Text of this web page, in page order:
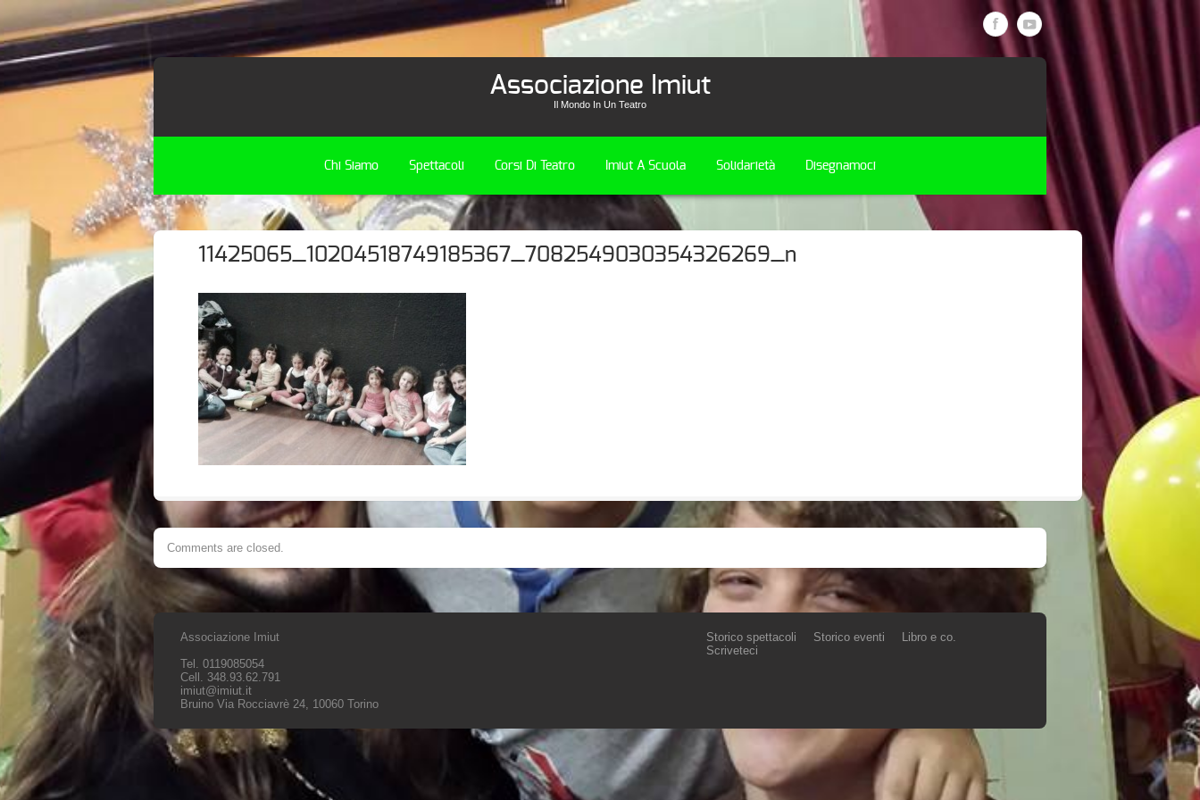
Associazione Imiut
Il Mondo In Un Teatro
Chi Siamo Spettacoli Corsi Di Teatro Imiut A Scuola Solidarietà Disegnamoci
11425065_10204518749185367_7082549030354326269_n
Comments are closed.
Associazione Imiut
Tel. 0119085054
Cell. 348.93.62.791
imiut@imiut.it
Bruino Via Rocciavrè 24, 10060 Torino
Storico spettacoli Storico eventi
Libro e co.
Scriveteci